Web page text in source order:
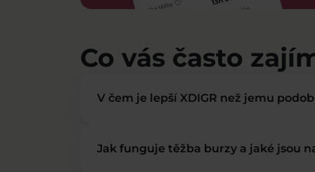
Co vás často
V čem je lepší XDIGR než jemu
Jak funguje těžba burzy a jaké jsou